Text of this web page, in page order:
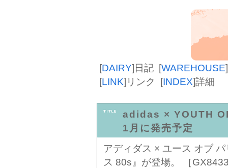
[DAIRY]日記 [WAREHOUSE]
[LINK] リンク [INDEX]詳細
adidas × YOUTH
1月に発売予定
アディダス × ユース オブ
ス 80s』が登場。 ［